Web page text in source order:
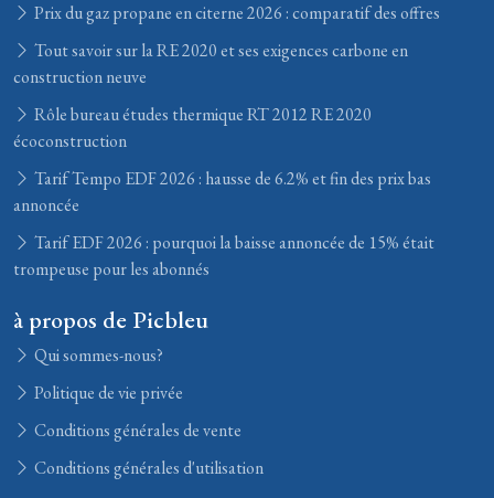
Prix du gaz propane en citerne 2026 : comparatif des offres
Tout savoir sur la RE 2020 et ses exigences carbone en
construction neuve
Rôle bureau études thermique RT 2012 RE 2020
écoconstruction
Tarif Tempo EDF 2026 : hausse de 6.2% et fin des prix bas
annoncée
Tarif EDF 2026 : pourquoi la baisse annoncée de 15% était
trompeuse pour les abonnés
à propos de Picbleu
Qui sommes-nous?
Politique de vie privée
Conditions générales de vente
Conditions générales d'utilisation